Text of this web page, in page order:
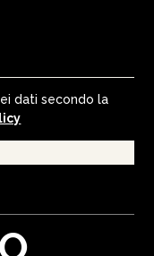
dati secondo la